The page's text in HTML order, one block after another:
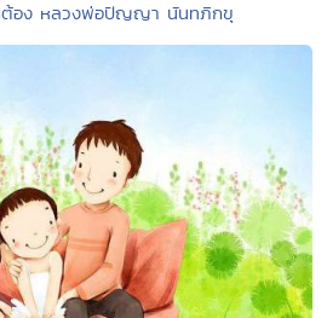
ต้อง หลวงพ่อปัญญา นันทภิกขุ